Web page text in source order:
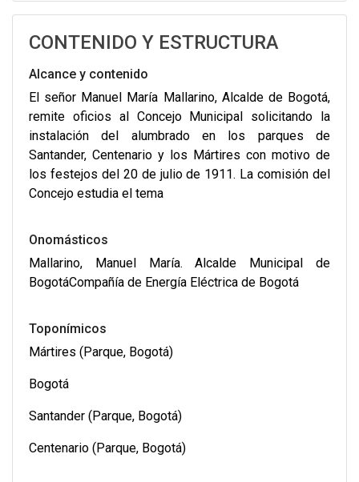
CONTENIDO Y ESTRUCTURA
Alcance y contenido
El señor Manuel María Mallarino, Alcalde de Bogotá,
remite oficios al Concejo Municipal solicitando la
instalación del alumbrado en los parques de
Santander, Centenario y los Mártires con motivo de
los festejos del 20 de julio de 1911. La comisión del
Concejo estudia el tema
Onomásticos
Mallarino, Manuel María. Alcalde Municipal de
BogotáCompañía de Energía Eléctrica de Bogotá
Toponímicos
Mártires (Parque, Bogotá)
Bogotá
Santander (Parque, Bogotá)
Centenario (Parque, Bogotá)